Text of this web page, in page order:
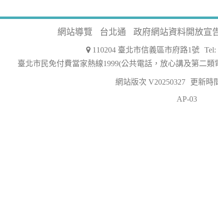
網站導覽 台北通 政府網站資料開放宣
110204 臺北市信義區市府路1號
Tel:
臺北市民免付費當家熱線1999(公共電話，放心講及第二類
網站版次 V20250327 更新時
AP-03